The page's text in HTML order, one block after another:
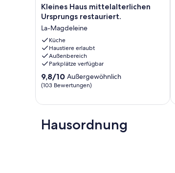
Kleines
Haus
mittelalterlichen
Ursprungs
restauriert.
La-
Magdeleine
Kleines Haus mittelalterlichen
Ursprungs restauriert.
La-Magdeleine
Küche
Haustiere erlaubt
Außenbereich
Parkplätze verfügbar
9.8
von
Außergewöhnlich,
Bewertungen)
9,8/10 Außergewöhnlich
(103 Bewertungen)
Hausordnung